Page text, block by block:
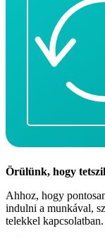
Örülünk, hogy
Ahhoz, hogy
indulni a munkával,
telekkel kapcsolatban.